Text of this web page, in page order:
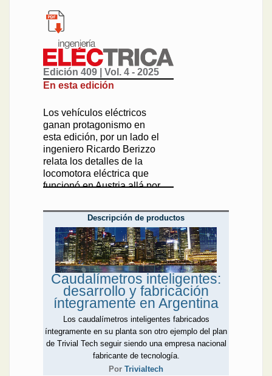
Edición 409 | Vol. 4 - 2025
En esta edición
Los vehículos eléctricos
ganan protagonismo en
esta edición, por un lado el
ingeniero Ricardo Berizzo
relata los detalles de la
locomotora eléctrica que
funcionó en Austria allá por
adelantada a la época; por
otro, su colega Luis Buresti
saca sus propias
conclusiones acerca del
carácter híbrido de un
crucero que anda
navegando por el mundo
hoy en día. La lectura de los
dos artículos invita a la
reflexión: ¿qué tan eléctrico
es realmente lo que se
promociona de esa manera
en la actualidad?, ¿hay
experiencias de hace casi
Descripción de productos
Caudalímetros inteligentes:
desarrollo y fabricación
íntegramente en Argentina
Los caudalímetros inteligentes fabricados
íntegramente en su planta son otro ejemplo del plan
de Trivial Tech seguir siendo una empresa nacional
fabricante de tecnología.
Por Trivialtech